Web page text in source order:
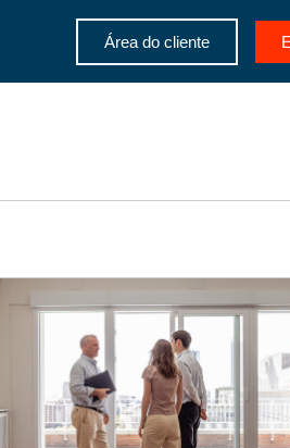
Área do cliente